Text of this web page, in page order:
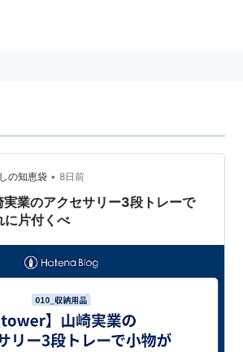
の知恵袋 • 8日前
実業のアクセサリー3段トレーで
に片付くべ